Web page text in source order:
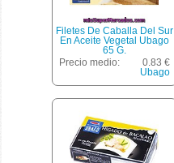
Filetes De Caballa Del Sur
En Aceite Vegetal Ubago
65 G.
Precio medio:
0.83 €
Ubago